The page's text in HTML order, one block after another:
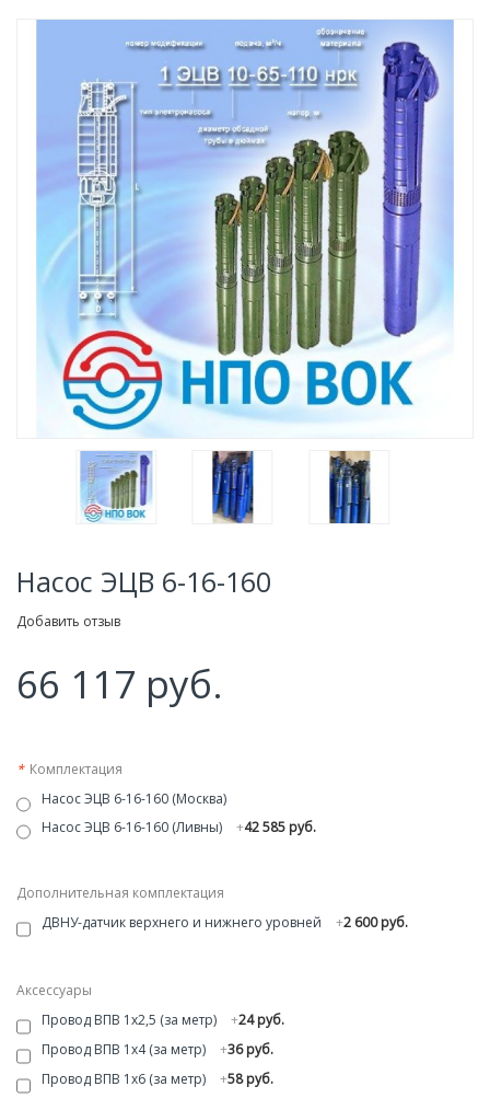
Насос ЭЦВ 6-16-160
Добавить отзыв
66 117 руб.
* Комплектация
Насос ЭЦВ 6-16-160 (Москва)
Насос ЭЦВ 6-16-160 (Ливны)
+42 585 руб.
Дополнительная комплектация
ДВНУ-датчик верхнего и нижнего уровней
+2 600 руб.
Аксессуары
Провод ВПВ 1х2,5 (за метр)
+24 руб.
Провод ВПВ 1х4 (за метр)
+36 руб.
Провод ВПВ 1х6 (за метр)
+58 руб.